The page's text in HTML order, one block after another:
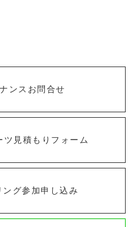
ンスお問合せ
ツ見積もりフォーム
グ参加申し込み